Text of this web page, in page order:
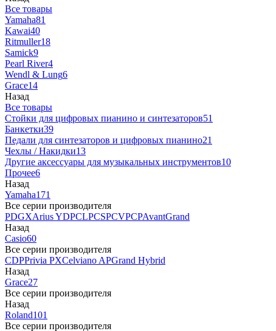
Все товары
Yamaha81
Kawai40
Ritmuller18
Samick9
Pearl River4
Wendl & Lung6
Grace14
Назад
Все товары
Стойки для цифровых пианино и синтезаторов51
Банкетки39
Педали для синтезаторов и цифровых пианино21
Чехлы / Накидки13
Другие аксессуары для музыкальных инструментов10
Прочее6
Назад
Yamaha171
Все серии производителя
PDGXArius YDPCLPCSPCVPCPAvantGrand
Назад
Casio60
Все серии производителя
CDPPrivia PXCelviano APGrand Hybrid
Назад
Grace27
Все серии производителя
Назад
Roland101
Все серии производителя